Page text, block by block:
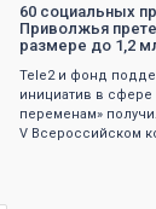
60 социальных
Приволжья
размере до 1,2
Tele2 и фонд
инициатив в сфере
переменам»
V Всероссийском